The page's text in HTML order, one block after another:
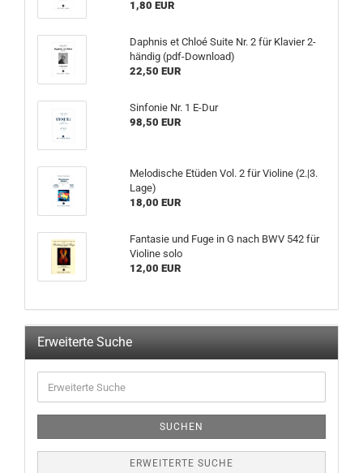
1,80 EUR
Daphnis et Chloé Suite Nr. 2 für Klavier 2-
händig (pdf-Download)
22,50 EUR
Sinfonie Nr. 1 E-Dur
98,50 EUR
Melodische Etüden Vol. 2 für Violine (2.|3.
Lage)
18,00 EUR
Fantasie und Fuge in G nach BWV 542 für
Violine solo
12,00 EUR
Erweiterte Suche
SUCHEN
ERWEITERTE SUCHE